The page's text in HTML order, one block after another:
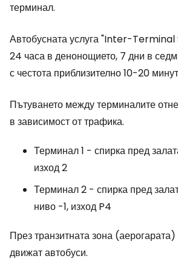
терминал.
Автобусната услуга "Inter-
24 часа в денонощието, 7 дни в
с честота приблизително 10-20
Пътуването между терминалите
в зависимост от трафика.
Терминал 1 - спирка пред
изход 2
Терминал 2 - спирка пред
ниво -1, изход P4
През транзитната зона
движат автобуси.